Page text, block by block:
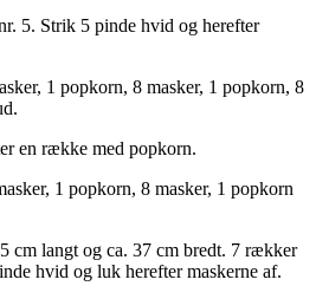
5. Strik 5 pinde hvid og herefter
1 popkorn, 8 masker, 1 popkorn, 8
en række med popkorn.
1 popkorn, 8 masker, 1 popkorn
cm langt og ca. 37 cm bredt. 7 rækker
hvid og luk herefter maskerne af.